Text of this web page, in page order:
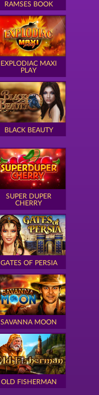
RAMSES BOOK
EXPLODIAC MAXI
PLAY
BLACK BEAUTY
SUPER DUPER
CHERRY
GATES OF PERSIA
SAVANNA MOON
OLD FISHERMAN